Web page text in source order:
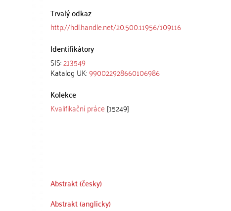
Trvalý odkaz
http://hdl.handle.net/20.500.11956/109116
Identifikátory
SIS:213549
Katalog UK:990022928660106986
Kolekce
Kvalifikační práce [15249]
Abstrakt (česky)
Abstrakt (anglicky)